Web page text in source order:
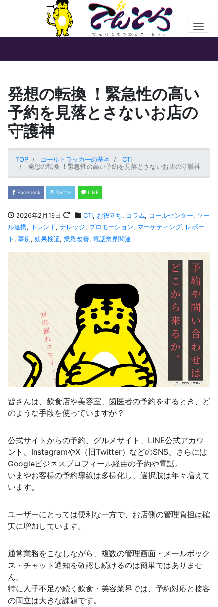
発想の転換 ！緊急性の高い
予約を見落とさないお店の
守護神
TOP コールトラッカーの基本
CTI
発想の転換 ！緊急性の高い予約を見落とさないお店の守護神
Facebook Twitter LINE
2026年2月19日 CTI, お役立ち, コラム, コールセンター, ツー
ル連携, トレンド, ナレッジ, プロモーション, マーケティング, レポー
ト , 事例, 効果検証, 業務改善, 電話業界関連
皆さんは、飲食店や美容室、歯医者の予約をするとき、ど
のような手段を使っていますか？
公式サイトからの予約、グルメサイト、LINE公式アカウ
ント、InstagramやX（旧Twitter）などのSNS、さらには
Googleビジネスプロフィール経由の予約や電話。
いまやお客様の予約導線は多様化し、選択肢は年々増えて
います。
ユーザーにとっては便利な一方で、お店側の管理負担は確
実に増加しています。
通常業務をこなしながら、複数の管理画面・メールボック
ス・チャット通知を確認し続けるのは簡単ではありませ
ん。
特に人手不足が続く飲食・美容業界では、予約対応と接客
の両立は大きな課題です。